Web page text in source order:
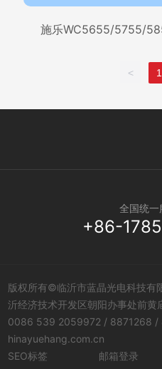
施乐WC5655/5755/5855/
< 1
全国统一
+86-
版权所有©临沂市蓝晶光电科技
沂经济技术开发区朝阳办事处前
0086 539 2059972 / 8871268 /
hinayuehang.com.cn
SEO标签
邮箱登录